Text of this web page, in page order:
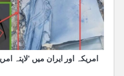
امریکہ اور ایران میں ’لاپتہ